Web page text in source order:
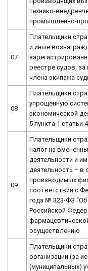
технико-
промышленно-
07
Плательщики
и иные
реестре судов, за
члена экипажа
08
Плательщики
упрощенную
экономической
5 пункта 1 статьи
09
Плательщики
налог на
деятельности и
деятельность – в
производимых
соответствии с
года № 323-ФЗ
Российской
осуществлению
Плательщики
организации (за
(муниципальных)